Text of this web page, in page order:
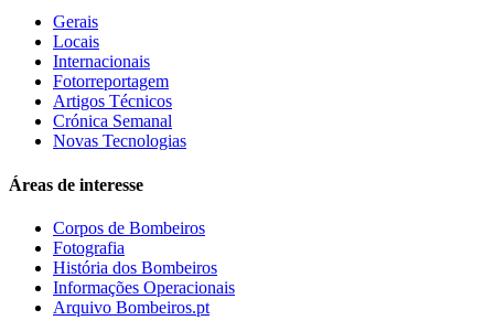
Gerais
Locais
Internacionais
Fotorreportagem
Artigos Técnicos
Crónica Semanal
Novas Tecnologias
Áreas de interesse
Corpos de Bombeiros
Fotografia
História dos Bombeiros
Informações Operacionais
Arquivo Bombeiros.pt